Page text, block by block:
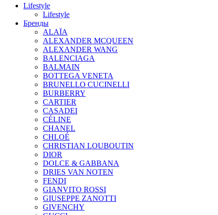
Lifestyle
Lifestyle
Бренды
ALAÏA
ALEXANDER MCQUEEN
ALEXANDER WANG
BALENCIAGA
BALMAIN
BOTTEGA VENETA
BRUNELLO CUCINELLI
BURBERRY
CARTIER
CASADEI
CÉLINE
CHANEL
CHLOÉ
CHRISTIAN LOUBOUTIN
DIOR
DOLCE & GABBANA
DRIES VAN NOTEN
FENDI
GIANVITO ROSSI
GIUSEPPE ZANOTTI
GIVENCHY